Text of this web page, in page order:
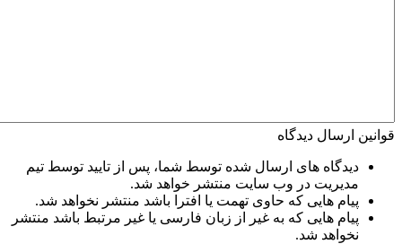
قوانین ارسال دیدگاه
دیدگاه های ارسال شده توسط شما، پس از تایید توسط تیم
مدیریت در وب سایت منتشر خواهد شد.
پیام هایی که حاوی تهمت یا افترا باشد منتشر نخواهد شد.
پیام هایی که به غیر از زبان فارسی یا غیر مرتبط باشد منتشر
نخواهد شد.